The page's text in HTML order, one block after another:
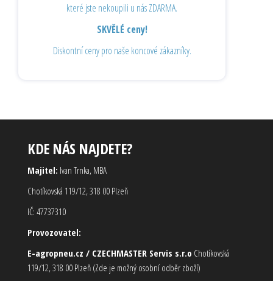
které jste nekoupili u nás ZDARMA.
SKVĚLÉ ceny!
Diskontní ceny pro naše koncové zákazníky.
KDE NÁS NAJDETE?
Majitel: Ivan Trnka, MBA
Chotíkovská 119/12, 318 00 Plzeň
IČ: 47737310
Provozovatel:
E-agropneu.cz / CZECHMASTER Servis s.r.o Chotíkovská
119/12, 318 00 Plzeň (Zde je možný osobní odběr zboží)